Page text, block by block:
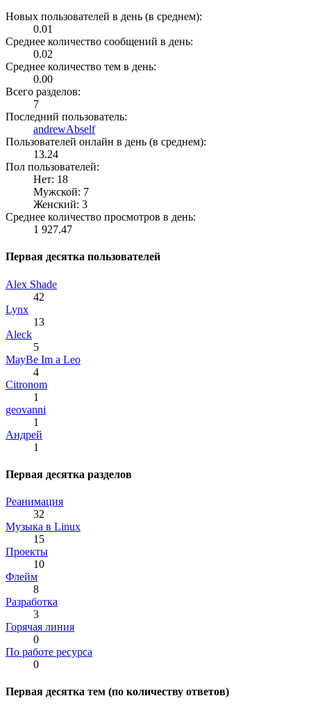
Новых пользователей в день (в среднем):
0.01
Среднее количество сообщений в день:
0.02
Среднее количество тем в день:
0.00
Всего разделов:
7
Последний пользователь:
andrewAbself
Пользователей онлайн в день (в среднем):
13.24
Пол пользователей:
Нет: 18
Мужской: 7
Женский: 3
Среднее количество просмотров в день:
1 927.47
Первая десятка пользователей
Alex Shade
42
Lynx
13
Aleck
5
MayBe Im a Leo
4
Citronom
1
geovanni
1
Андрей
1
Первая десятка разделов
Реанимация
32
Музыка в Linux
15
Проекты
10
Флейм
8
Разработка
3
Горячая линия
0
По работе ресурса
0
Первая десятка тем (по количеству ответов)